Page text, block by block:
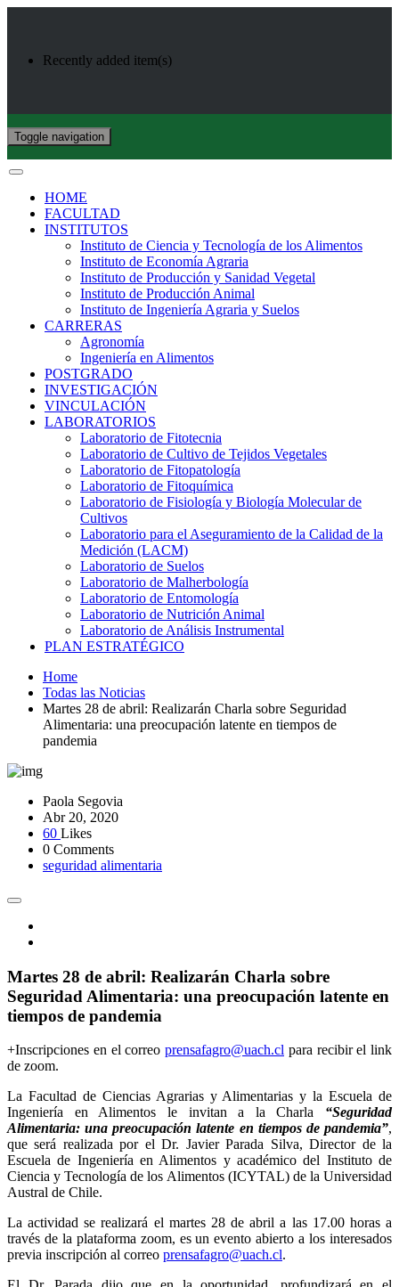
Recently added item(s)
Toggle navigation
HOME
FACULTAD
INSTITUTOS
Instituto de Ciencia y Tecnología de los Alimentos
Instituto de Economía Agraria
Instituto de Producción y Sanidad Vegetal
Instituto de Producción Animal
Instituto de Ingeniería Agraria y Suelos
CARRERAS
Agronomía
Ingeniería en Alimentos
POSTGRADO
INVESTIGACIÓN
VINCULACIÓN
LABORATORIOS
Laboratorio de Fitotecnia
Laboratorio de Cultivo de Tejidos Vegetales
Laboratorio de Fitopatología
Laboratorio de Fitoquímica
Laboratorio de Fisiología y Biología Molecular de
Cultivos
Laboratorio para el Aseguramiento de la Calidad de la
Medición (LACM)
Laboratorio de Suelos
Laboratorio de Malherbología
Laboratorio de Entomología
Laboratorio de Nutrición Animal
Laboratorio de Análisis Instrumental
PLAN ESTRATÉGICO
Home
Todas las Noticias
Martes 28 de abril: Realizarán Charla sobre Seguridad
Alimentaria: una preocupación latente en tiempos de
pandemia
Paola Segovia
Abr 20, 2020
60 Likes
0 Comments
seguridad alimentaria
Martes 28 de abril: Realizarán Charla sobre
Seguridad Alimentaria: una preocupación latente en
tiempos de pandemia
+Inscripciones en el correo prensafagro@uach.cl para recibir el link
de zoom.
La Facultad de Ciencias Agrarias y Alimentarias y la Escuela de
Ingeniería en Alimentos le invitan a la Charla “Seguridad
Alimentaria: una preocupación latente en tiempos de pandemia”,
que será realizada por el Dr. Javier Parada Silva, Director de la
Escuela de Ingeniería en Alimentos y académico del Instituto de
Ciencia y Tecnología de los Alimentos (ICYTAL) de la Universidad
Austral de Chile.
La actividad se realizará el martes 28 de abril a las 17.00 horas a
través de la plataforma zoom, es un evento abierto a los interesados
previa inscripción al correo prensafagro@uach.cl.